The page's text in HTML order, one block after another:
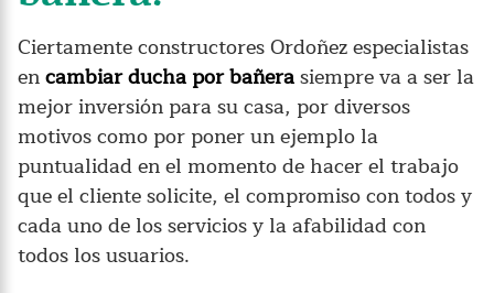
Ciertamente constructores Ordoñez especialistas
encambiar ducha por bañerasiempre va a ser la
mejor inversión para su casa, por diversos
motivos como por poner un ejemplo la
puntualidad en el momento de hacer el trabajo
que el cliente solicite, el compromiso con todos y
cada uno de los servicios y la afabilidad con
todos los usuarios.